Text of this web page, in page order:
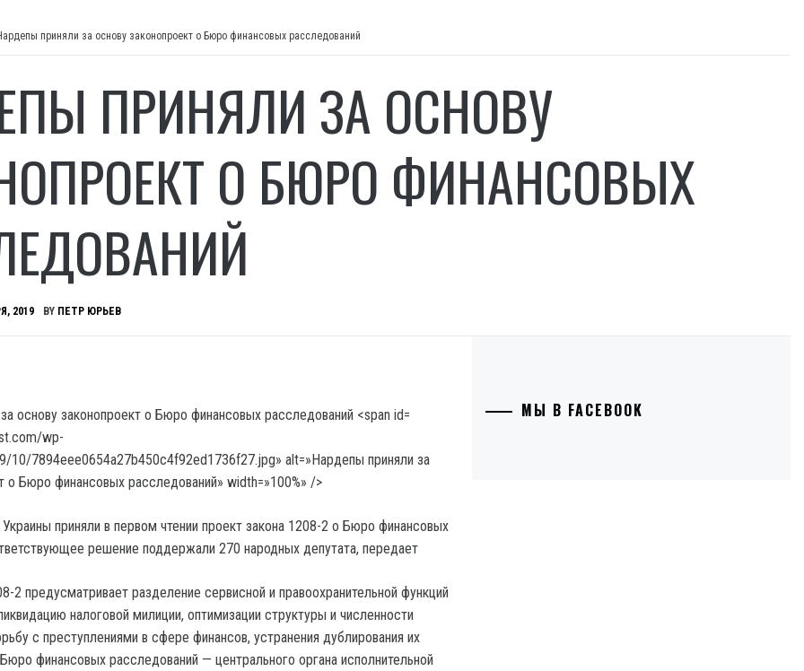
приняли за основу законопроект о Бюро финансовых расследований
ПРИНЯЛИ ЗА ОСНОВУ
О БЮРО ФИНАНСОВЫХ
2019 BY ПЕТР ЮРЬЕВ
wp-
10/7894eee0654a27b450c4f92ed1736f27.jpg» alt=»Нардепы приняли за
о Бюро финансовых расследований» width=»100%» />
приняли в первом чтении проект закона 1208-2 о Бюро финансовых
решение поддержали 270 народных депутата, передает
2 предусматривает разделение сервисной и правоохранительной функций
налоговой милиции, оптимизации структуры и численности
с преступлениями в сфере финансов, устранения дублирования их
финансовых расследований — центрального органа исполнительной
МЫ В FACEBOOK